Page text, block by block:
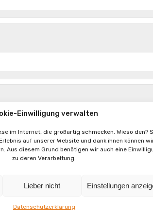
Einwilligung verwalten
im Internet, die großartig schmecken. Wieso den?
auf unserer Website und dank ihnen können
Aus diesem Grund benötigen wir auch eine
zu deren Verarbeitung.
Lieber nicht Einstellungen
Datenschutzerklärung